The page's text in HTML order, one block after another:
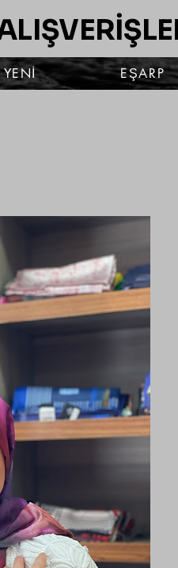
YENİ EŞARP